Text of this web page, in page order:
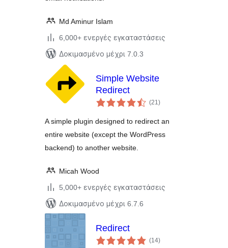
Md Aminur Islam
6,000+ ενεργές εγκαταστάσεις
Δοκιμασμένο μέχρι 7.0.3
Simple Website
Redirect
(21αξιολογήσεις
σύνολο
)
A simple plugin designed to redirect an
entire website (except the WordPress
backend) to another website.
Micah Wood
5,000+ ενεργές εγκαταστάσεις
Δοκιμασμένο μέχρι 6.7.6
Redirect
(14αξιολογήσεις
σύνολο
)